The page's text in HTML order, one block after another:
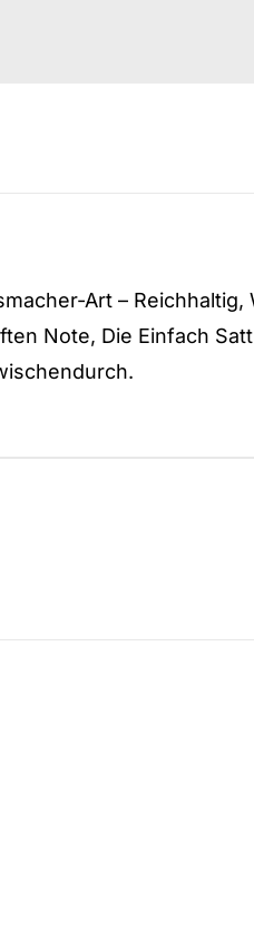
Art –
Note, Die Einfach